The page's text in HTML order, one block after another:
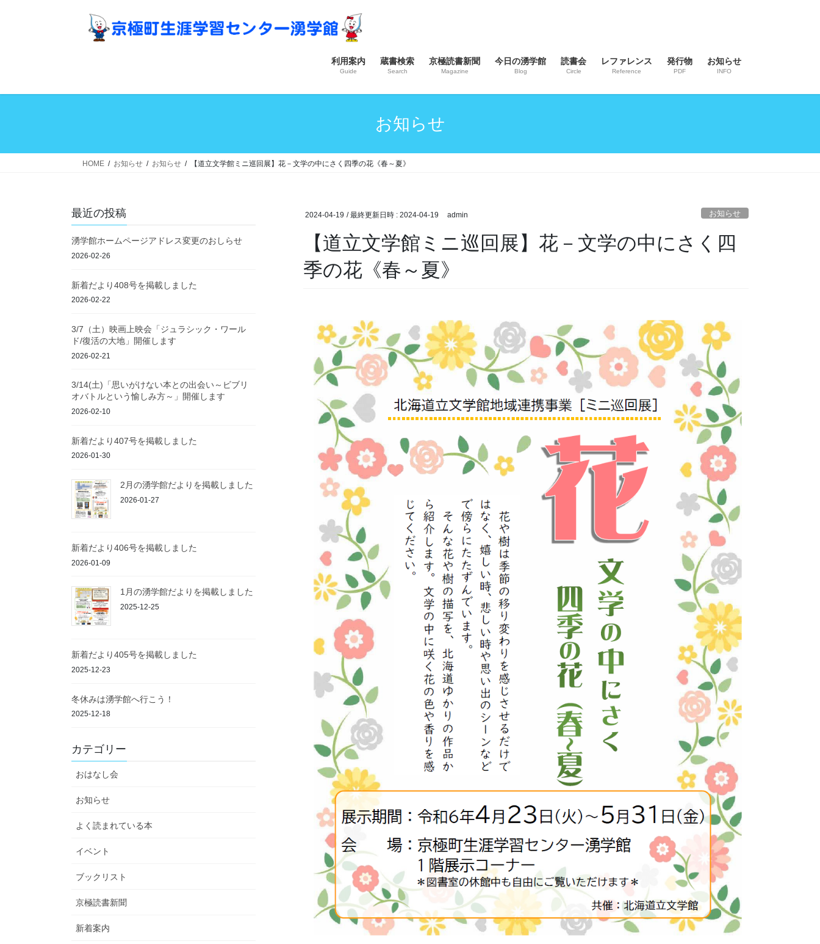
ス
ン
利用案内
Guide
蔵書検索
Search
京極読書新聞
Magazine
今日の湧学館
Blog
読書会
Circle
レファレンス
Reference
発行物
PDF
お知らせ
INFO
お知らせ
HOME お知らせ お知らせ 【道立文学館ミニ巡回展】花－文学の中にさく四季の花《春～夏》
2024-04-19 / 最終更新日時 : 2024-04-19 admin お知らせ
【道立文学館ミニ巡回展】花－文学の中にさく四
季の花《春～夏》
最近の投稿
湧学館ホームページアドレス変更のおしらせ
2026-02-26
新着だより408号を掲載しました
2026-02-22
3/7（土）映画上映会「ジュラシック・ワール
ド/復活の大地」開催します
2026-02-21
3/14(土)「思いがけない本との出会い～ビブリ
オバトルという愉しみ方～」開催します
2026-02-10
新着だより407号を掲載しました
2026-01-30
2月の湧学館だよりを掲載しました
2026-01-27
新着だより406号を掲載しました
2026-01-09
1月の湧学館だよりを掲載しました
2025-12-25
新着だより405号を掲載しました
2025-12-23
冬休みは湧学館へ行こう！
2025-12-18
カテゴリー
おはなし会
お知らせ
よく読まれている本
イベント
ブックリスト
京極読書新聞
新着案内